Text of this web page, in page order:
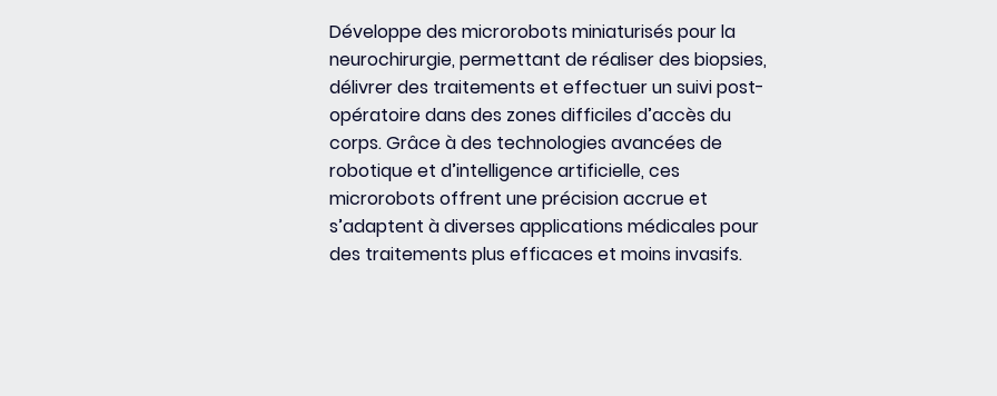
Développe des microrobots miniaturisés pour la
neurochirurgie, permettant de réaliser des biopsies,
délivrer des traitements et effectuer un suivi post-
opératoire dans des zones difficiles d’accès du
corps. Grâce à des technologies avancées de
robotique et d’intelligence artificielle, ces
microrobots offrent une précision accrue et
s’adaptent à diverses applications médicales pour
des traitements plus efficaces et moins invasifs.